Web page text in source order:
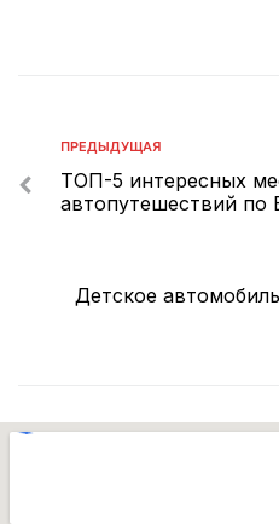
ПРЕДЫДУЩАЯ
ТОП-5 интересных
автопутешествий по
Детское